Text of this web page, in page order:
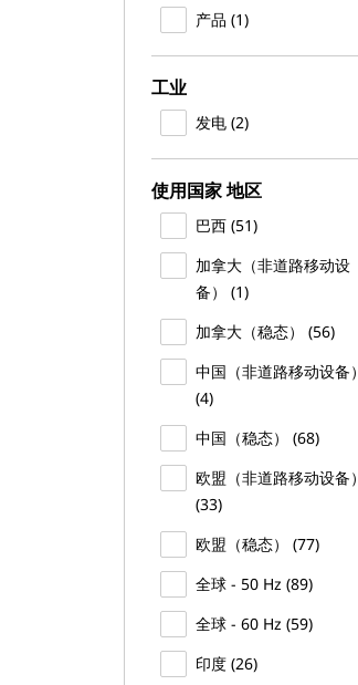
产品 (1)
工业
发电 (2)
使用国家 地区
巴西 (51)
加拿大（非道路移动设
备） (1)
加拿大（稳态） (56)
中国（非道路移动设备）
(4)
中国（稳态） (68)
欧盟（非道路移动设备）
(33)
欧盟（稳态） (77)
全球 - 50 Hz (89)
全球 - 60 Hz (59)
印度 (26)